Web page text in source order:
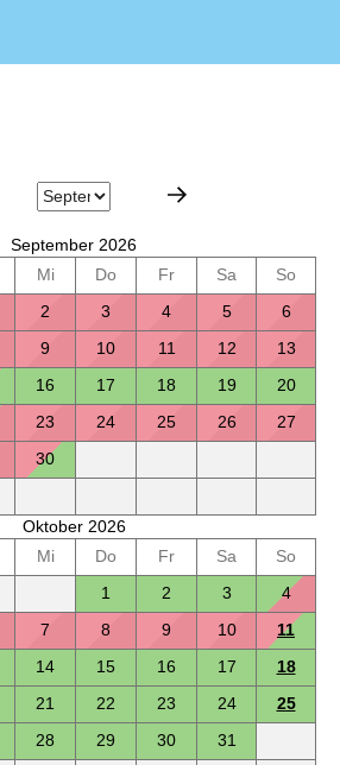
September 2026
Mi Do Fr Sa
So
2 3 4 5
6
9 10 11 12
13
16 17 18 19
20
23 24 25 26
27
30
Oktober 2026
Mi Do Fr Sa
So
1 2 3
4
7 8 9 10
11
14 15 16 17
18
21 22 23 24
25
28 29 30
31